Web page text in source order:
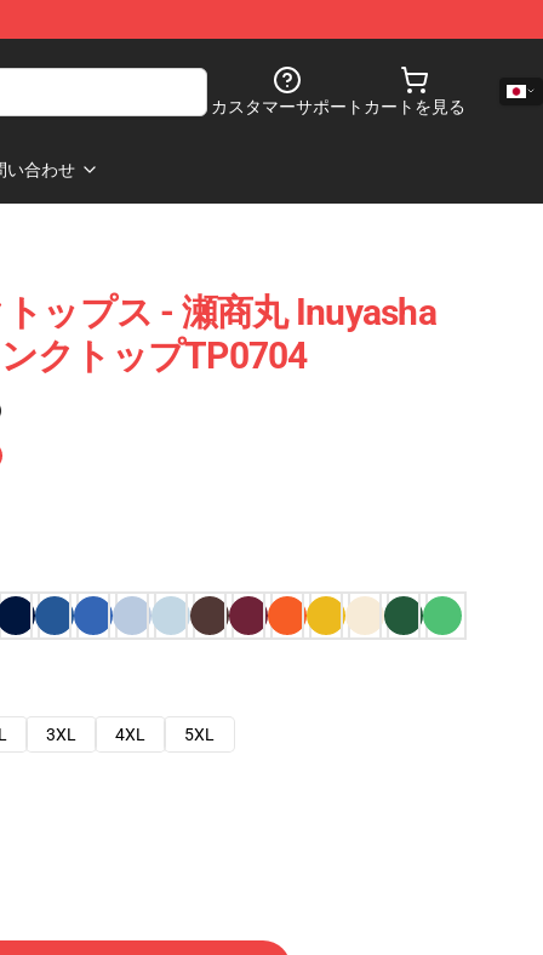
カスタマーサポート カートを見る
い合わせ
ップス - 瀬商丸 Inuyasha
クトップTP0704
3XL 4XL
5XL